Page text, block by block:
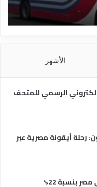
ا
ر
الأشهر
الرسمي للمتحف
رحلة أيقونة مصرية عبر
زيادة السياحة في مصر بنسبة 22%